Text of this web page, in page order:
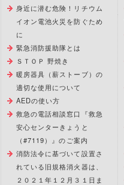
身近に潜む危険！リチウム
イオン電池火災を防ぐため
に
緊急消防援助隊とは
ＳＴＯＰ 野焼き
暖房器具（薪ストーブ）の
適切な使用について
AEDの使い方
救急の電話相談窓口『救急
安心センターきょうと
（#7119）』のご案内
消防法令に基づいて設置さ
れている旧規格消火器は、
２０２１年１２月３１日ま